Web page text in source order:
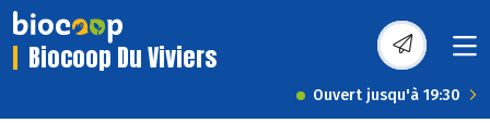
Biocoop Du Viviers
Ouvert jusqu'à 19:30